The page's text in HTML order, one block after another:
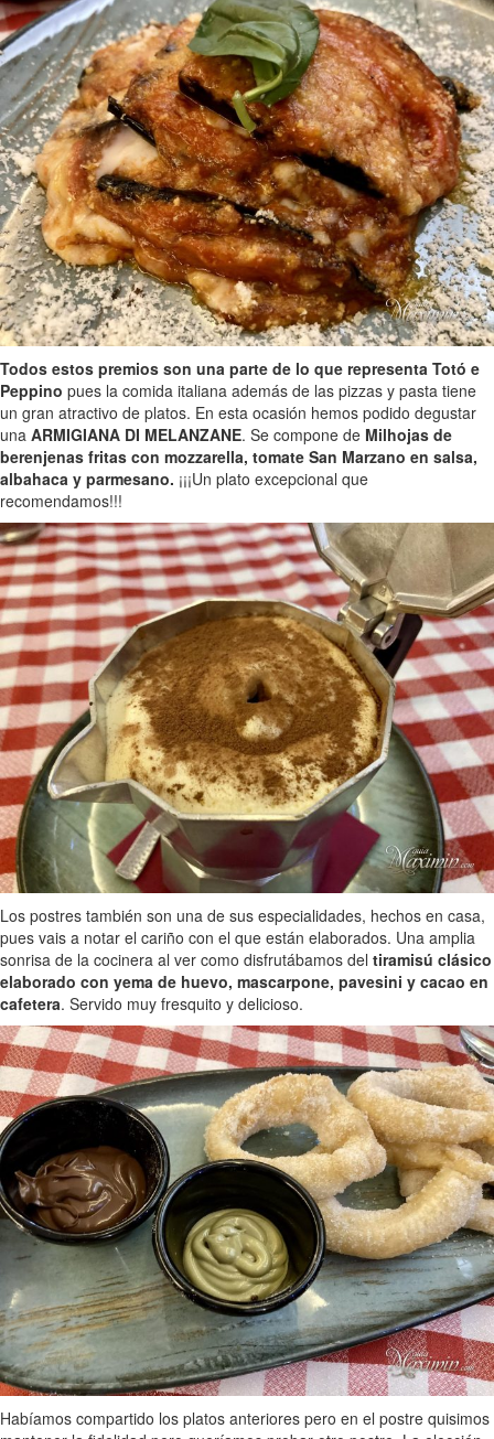
Todos estos premios son una parte de lo que representa Totó e
Peppino pues la comida italiana además de las pizzas y pasta tiene
un gran atractivo de platos. En esta ocasión hemos podido degustar
una ARMIGIANA DI MELANZANE. Se compone de Milhojas de
berenjenas fritas con mozzarella, tomate San Marzano en salsa,
albahaca y parmesano. ¡¡¡Un plato excepcional que
recomendamos!!!
Los postres también son una de sus especialidades, hechos en casa,
pues vais a notar el cariño con el que están elaborados. Una amplia
sonrisa de la cocinera al ver como disfrutábamos del tiramisú clásico
elaborado con yema de huevo, mascarpone, pavesini y cacao en
cafetera. Servido muy fresquito y delicioso.
Habíamos compartido los platos anteriores pero en el postre quisimos